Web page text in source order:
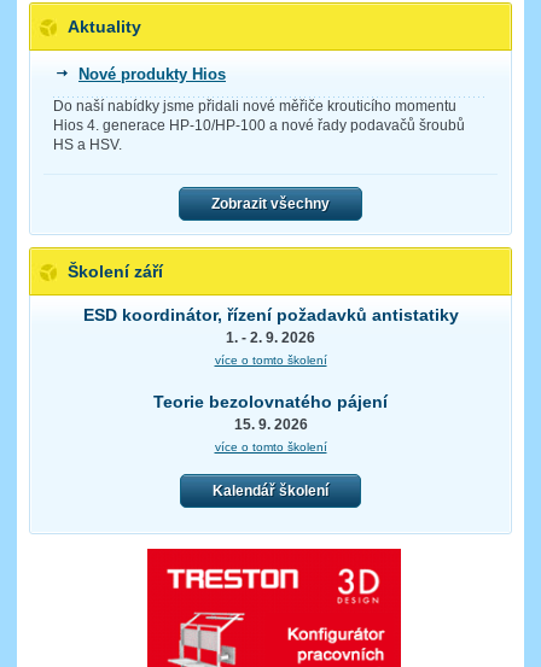
Aktuality
Nové produkty Hios
Do naší nabídky jsme přidali nové měřiče krouticího momentu
Hios 4. generace HP-10/HP-100 a nové řady podavačů šroubů
HS a HSV.
Zobrazit všechny
Školení září
ESD koordinátor, řízení požadavků antistatiky
1. - 2. 9. 2026
více o tomto školení
Teorie bezolovnatého pájení
15. 9. 2026
více o tomto školení
Kalendář školení